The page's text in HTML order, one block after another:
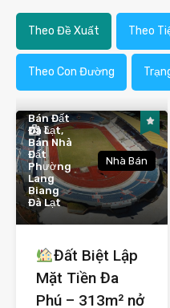
Theo Đề Xuất Theo
Theo Con Đường
3
Bán Đất
Đà Lạt,
Bán Nhà
Đất
Phường
Lang
Biang
Đà Lạt
Nhà Bán
Đất Biệt Lập
Mặt Tiền Đa
Phú – 313m² nở